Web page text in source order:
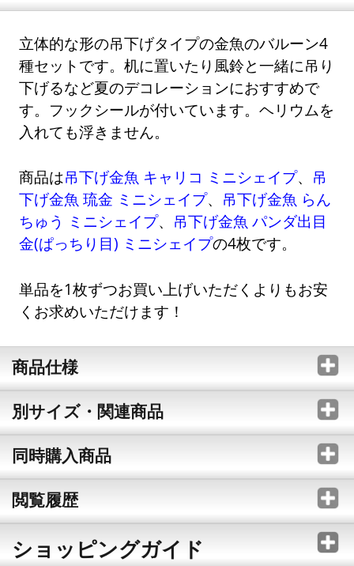
立体的な形の吊下げタイプの金魚のバルーン4
種セットです。机に置いたり風鈴と一緒に吊り
下げるなど夏のデコレーションにおすすめで
す。フックシールが付いています。ヘリウムを
入れても浮きません。
商品は吊下げ金魚 キャリコ ミニシェイプ、 吊
下げ金魚 琉金 ミニシェイプ、 吊下げ金魚 らん
ちゅう ミニシェイプ、 吊下げ金魚 パンダ出目
金(ぱっちり目) ミニシェイプの4枚です。
単品を1枚ずつお買い上げいただくよりもお安
くお求めいただけます！
商品仕様
別サイズ・関連商品
同時購入商品
閲覧履歴
ショッピングガイド